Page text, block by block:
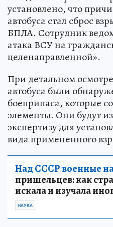
установлено, что
автобуса стал сброс
БПЛА. Сотрудник
атака ВСУ на
целенаправленной».
При детальном
автобуса были
боеприпаса, которые
элементы. Они будут
экспертизу для
вида примененного
Над СССР военные
пришельцев: как
искала и изучала
НАУКА